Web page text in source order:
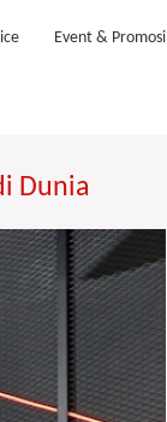
Event & Promosi
Dunia